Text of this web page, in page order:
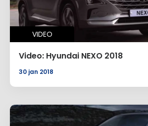
VIDEO
Video: Hyundai NEXO 2018
30 jan 2018